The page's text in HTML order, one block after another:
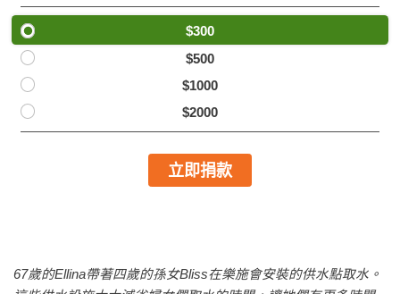
$300
$500
$1000
$2000
立即捐款
67歲的Ellina帶著四歲的孫女Bliss在樂施會安裝的供水點取水。